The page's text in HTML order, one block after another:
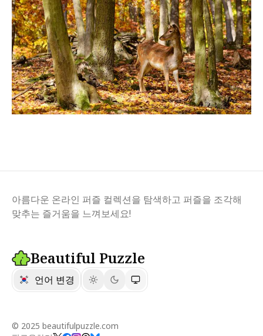
아름다운 온라인 퍼즐 컬렉션을 탐색하고 퍼즐을 조각해
맞추는 즐거움을 느껴보세요!
Beautiful Puzzle
언어 변경
© 2025 beautifulpuzzle.com